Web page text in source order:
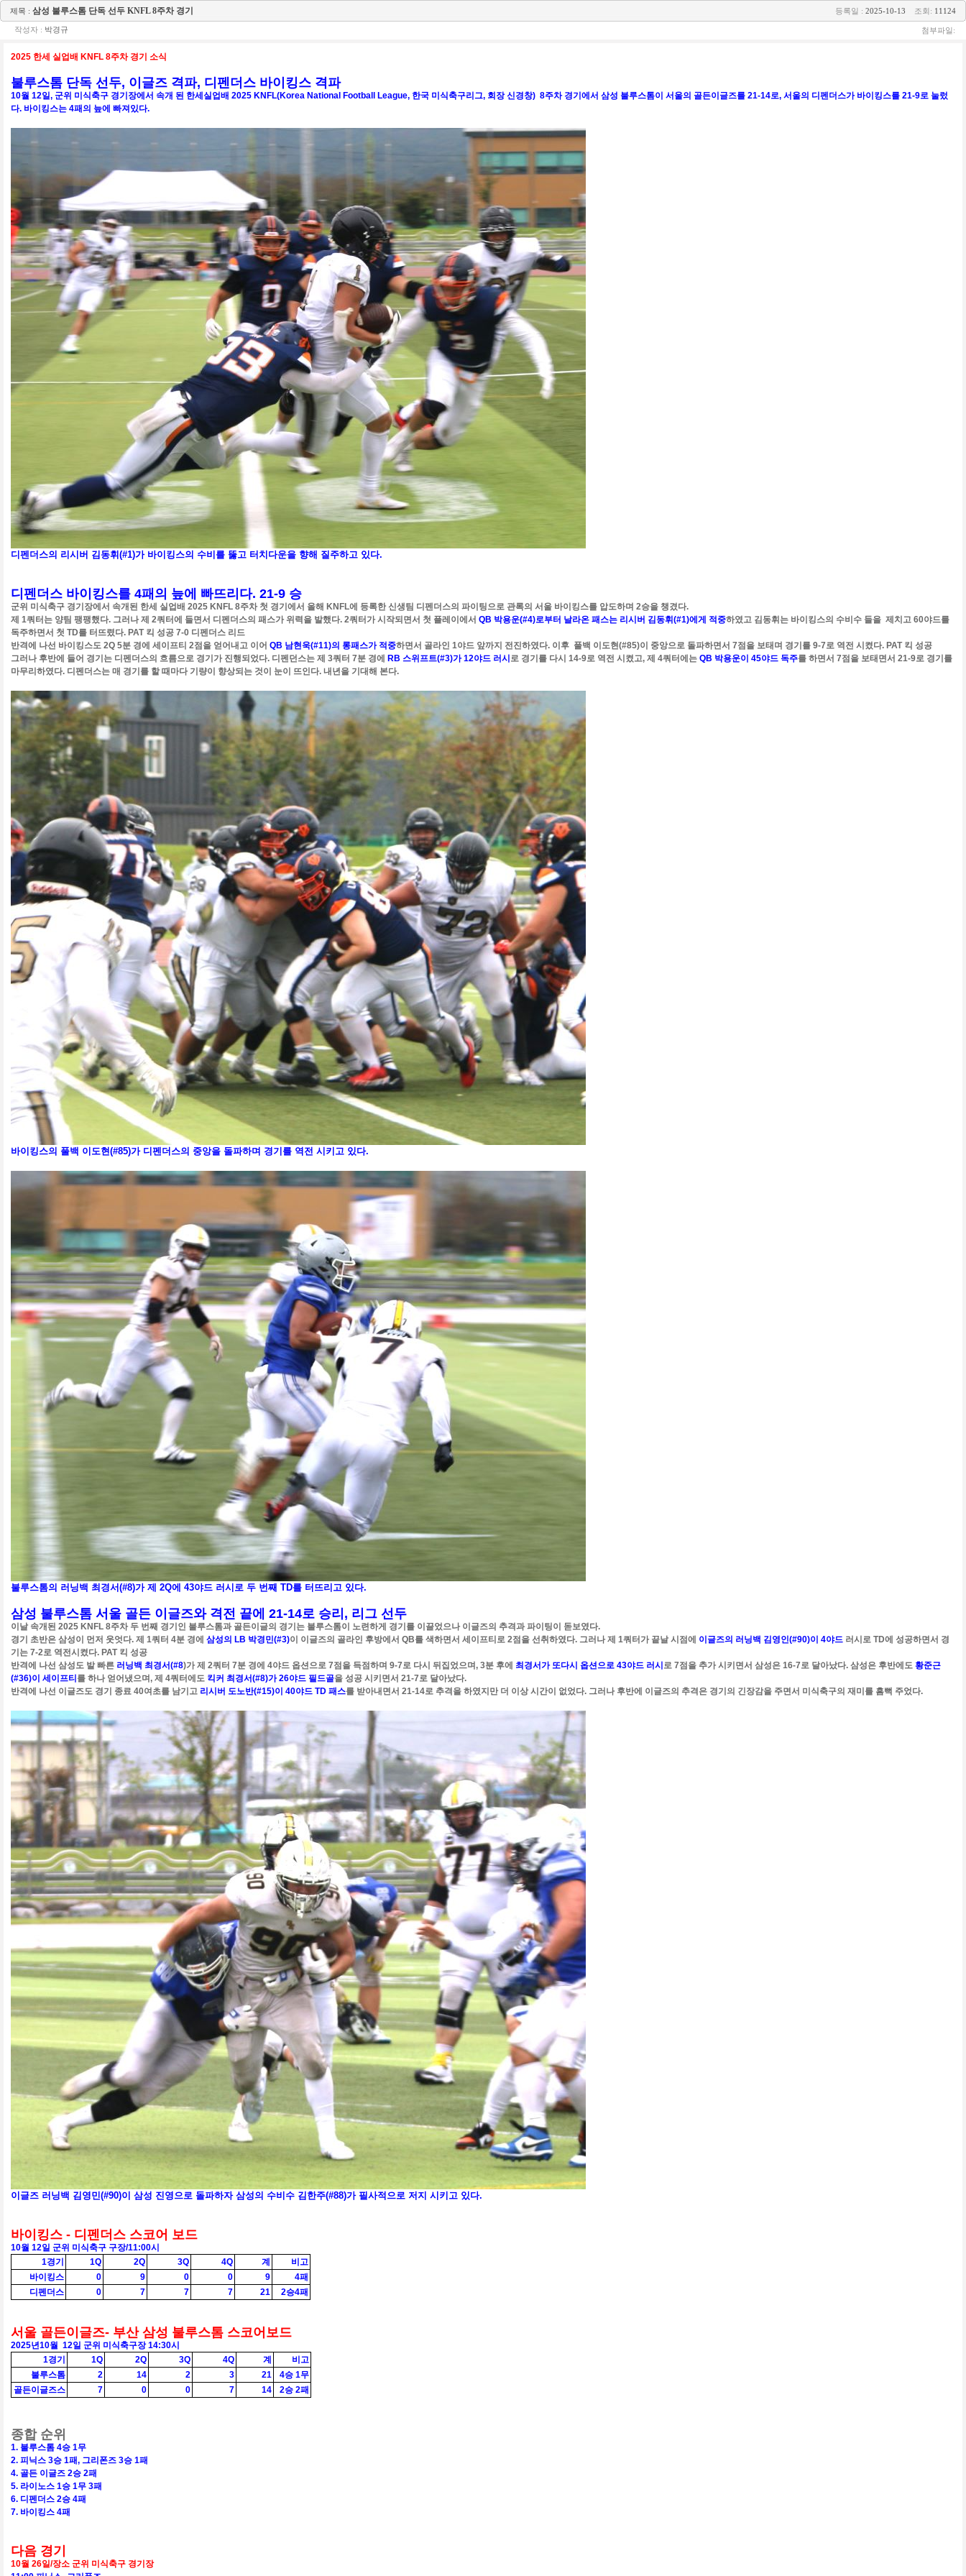
제목 : 삼성 불루스톰 단독 선두 KNFL 8주차 경기 등록일 : 2025-10-13 조회: 11124
작성자 : 박경규 첨부파일:
2025 한세 실업배 KNFL 8주차 경기 소식
불루스톰 단독 선두, 이글즈 격파, 디펜더스 바이킹스 격파
10월 12일, 군위 미식축구 경기장에서 속개 된 한세실업배 2025 KNFL(Korea National Football League, 한국 미식축구리그, 회장 신경창) 8주차 경기에서 삼성 불루스톰이 서울의 골든이글즈를 21-14로, 서울의 디펜더스가 바이킹스를 21-9로 눌렀
다. 바이킹스는 4패의 늪에 빠져있다.
디펜더스의 리시버 김동휘(#1)가 바이킹스의 수비를 뚫고 터치다운을 향해 질주하고 있다.
디펜더스 바이킹스를 4패의 늪에 빠뜨리다. 21-9 승
군위 미식축구 경기장에서 속개된 한세 실업배 2025 KNFL 8주차 첫 경기에서 올해 KNFL에 등록한 신생팀 디펜더스의 파이팅으로 관록의 서울 바이킹스를 압도하며 2승을 챙겼다.
제 1쿼터는 양팀 팽팽했다. 그러나 제 2쿼터에 들면서 디펜더스의 패스가 위력을 발했다. 2쿼터가 시작되면서 첫 플레이에서 QB 박용운(#4)로부터 날라온 패스는 리시버 김동휘(#1)에게 적중하였고 김동휘는 바이킹스의 수비수 들을 제치고 60야드를
독주하면서 첫 TD를 터뜨렸다. PAT 킥 성공 7-0 디펜더스 리드
반격에 나선 바이킹스도 2Q 5분 경에 세이프티 2점을 얻어내고 이어 QB 남현욱(#11)의 롱패스가 적중하면서 골라인 1야드 앞까지 전진하였다. 이후 풀백 이도현(#85)이 중앙으로 돌파하면서 7점을 보태며 경기를 9-7로 역전 시켰다. PAT 킥 성공
그러나 후반에 들어 경기는 디펜더스의 흐름으로 경기가 진행되었다. 디펜던스는 제 3쿼터 7분 경에
RB 스위프트(#3)가 12야드 러시 로 경기를 다시 14-9로 역전 시켰고, 제 4쿼터에는 QB 박용운이 45야드 독주를 하면서 7점을 보태면서 21-9로 경기를
마무리하였다. 디펜더스는 매 경기를 할 때마다 기량이 향상되는 것이 눈이 뜨인다. 내년을 기대해 본다.
바이킹스의 풀백 이도현(#85)가 디펜더스의 중앙을 돌파하며 경기를 역전 시키고 있다.
불루스톰의 러닝백 최경서(#8)가 제 2Q에 43야드 러시로 두 번째 TD를 터뜨리고 있다.
삼성 불루스톰 서울 골든 이글즈와 격전 끝에 21-14로 승리, 리그 선두
이날 속개된 2025 KNFL 8주차 두 번째 경기인 불루스톰과 골든이글의 경기는 불루스톰이 노련하게 경기를 이끌었으나 이글즈의 추격과 파이팅이 돋보였다.
경기 초반은 삼성이 먼저 웃엇다. 제 1쿼터 4분 경에 삼성의 LB 박경민(#3)이 이글즈의 골라인 후방에서 QB를 색하면서 세이프티로 2점을 선취하였다. 그러나 제 1쿼터가 끝날 시점에 이글즈의 러닝백 김영인(#90)이 4야드 러시로 TD에 성공하면서 경
기는 7-2로 역전시켰다. PAT 킥 성공
반격에 나선 삼성도 발 빠른 러닝백 최경서(#8)가 제 2쿼터 7분 경에 4야드 옵션으로 7점을 득점하며 9-7로 다시 뒤집었으며, 3분 후에 최경서가 또다시 옵션으로 43야드 러시 로 7점을 추가 시키면서 삼성은 16-7로 달아났다. 삼성은 후반에도 황준근
(#36)이 세이프티 를 하나 얻어냈으며, 제 4쿼터에도 킥커 최경서(#8)가 26야드 필드골을 성공 시키면서 21-7로 달아났다.
반격에 나선 이글즈도 경기 종료 40여초를 남기고 리시버 도노반(#15)이 40야드 TD 패스를 받아내면서 21-14로 추격을 하였지만 더 이상 시간이 없었다. 그러나 후반에 이글즈의 추격은 경기의 긴장감을 주면서 미식축구의 재미를 흠뻑 주었다.
이글즈 러닝백 김영민(#90)이 삼성 진영으로 돌파하자 삼성의 수비수 김한주(#88)가 필사적으로 저지 시키고 있다.
바이킹스 - 디펜더스 스코어 보드
10월 12일 군위 미식축구 구장/11:00시
1경기
1Q 2Q 3Q 4Q 계
비고
바이킹스
0 9 0 0 9
4패
디펜더스
0 7 7 7 21 2승4패
서울 골든이글즈- 부산 삼성 불루스톰 스코어보드
2025년10월 12일 군위 미식축구장14:30시
1경기
1Q 2Q 3Q 4Q 계
비고
불루스톰
2 14 2 3 21
4승 1무
골든이글즈스
7 0 0 7 14 2승 2패
종합 순위
1. 불루스톰 4승 1무
2. 피닉스 3승 1패, 그리폰즈 3승 1패
4. 골든 이글즈 2승 2패
5. 라이노스 1승 1무 3패
6. 디펜더스 2승 4패
7. 바이킹스 4패
다음 경기
10월 26일/장소 군위 미식축구 경기장